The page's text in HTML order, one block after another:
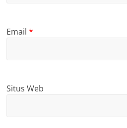
Email*
Situs Web